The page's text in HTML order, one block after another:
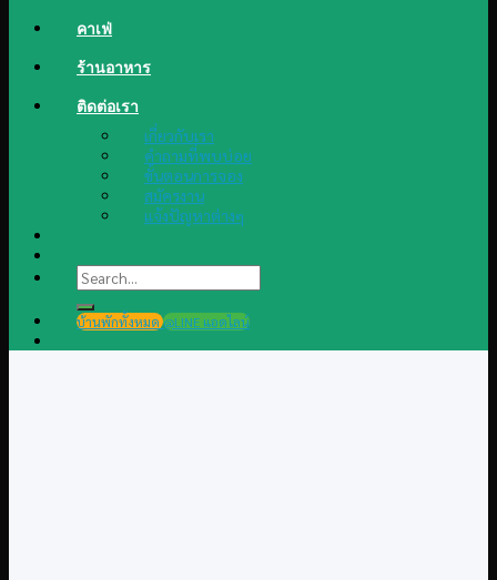
คาเฟ่
ร้านอาหาร
ติดต่อเรา
เกี่ยวกับเรา
คำถามที่พบบ่อย
ขั้นตอนการจอง
สมัครงาน
แจ้งปัญหาต่างๆ
Search
for:
บ้านพักทั้งหมด @LINE แอดไลน์